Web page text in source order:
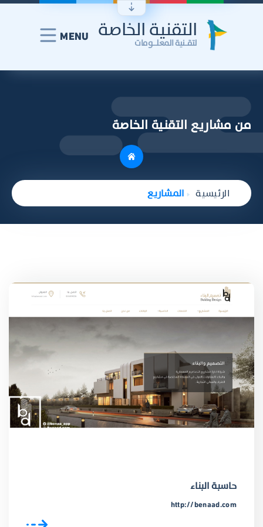
التقنية الخاصة
لتقـــنية المعلــــومات MENU
من مشاريع التقنية الخاصة
الرئيسية المشاريع
حاسبة البناء
http://benaad.com